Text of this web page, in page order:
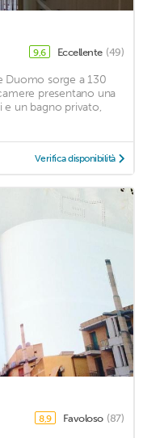
9,6 Eccellente (49)
Duomo sorge a 130
presentano una
e un bagno privato,
Verifica disponibilità
8,9 Favoloso (87)